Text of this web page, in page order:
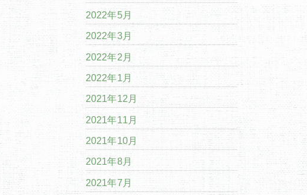
2022年5月
2022年3月
2022年2月
2022年1月
2021年12月
2021年11月
2021年10月
2021年8月
2021年7月